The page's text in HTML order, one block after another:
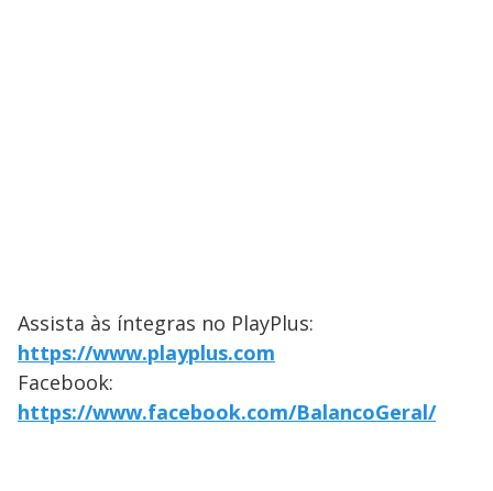
Assista às íntegras no PlayPlus:
https://www.playplus.com
Facebook:
https://www.facebook.com/BalancoGeral/